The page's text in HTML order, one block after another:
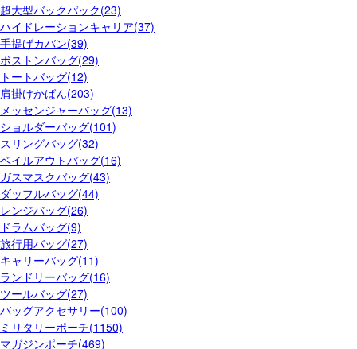
超大型バックパック(23)
ハイドレーションキャリア(37)
手提げカバン(39)
ボストンバッグ(29)
トートバッグ(12)
肩掛けかばん(203)
メッセンジャーバッグ(13)
ショルダーバッグ(101)
スリングバッグ(32)
ベイルアウトバッグ(16)
ガスマスクバッグ(43)
ダッフルバッグ(44)
レンジバッグ(26)
ドラムバッグ(9)
旅行用バッグ(27)
キャリーバッグ(11)
ランドリーバッグ(16)
ツールバッグ(27)
バッグアクセサリー(100)
ミリタリーポーチ(1150)
マガジンポーチ(469)